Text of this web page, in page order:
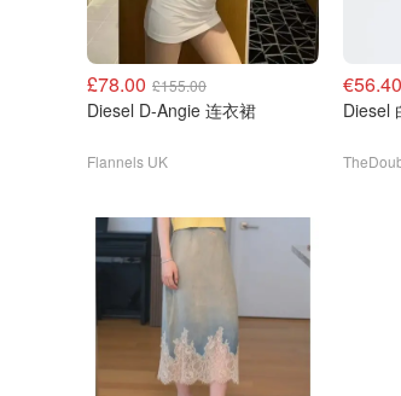
£78.00 £155.00
Diesel D-Angie 连衣裙
Flannels UK
€56.40